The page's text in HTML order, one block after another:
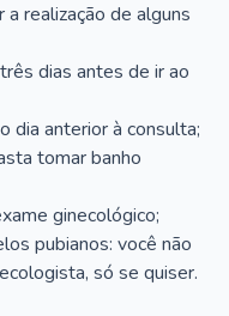
realização de alguns
dias antes de ir ao
dia anterior à consulta;
tomar banho
ginecológico;
pubianos: você não
só se quiser.